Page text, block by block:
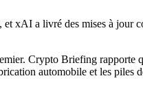
xAI a livré des mises à
Crypto Briefing rapporte
automobile et les piles